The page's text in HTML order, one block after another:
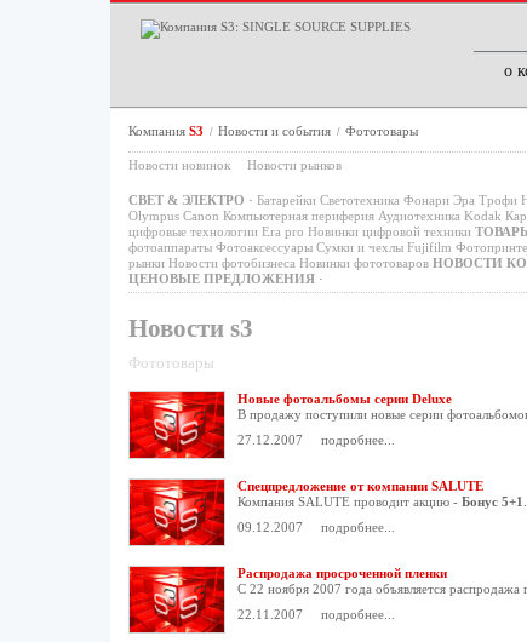
о
Компания S3 / Новости и события / Фототовары
Новости новинок Новости рынков
СВЕТ & ЭЛЕКТРО · Батарейки Светотехника Фонари Эра Трофи
Olympus Canon Компьютерная периферия Аудиотехника Kodak
цифровые технологии Era pro Новинки цифровой техники
фотоаппараты Фотоаксессуары Сумки и чехлы Fujifilm
рынки Новости фотобизнеса Новинки фототоваров НОВОСТИ
ЦЕНОВЫЕ ПРЕДЛОЖЕНИЯ ·
Новости s3
Фототовары
Новые фотоальбомы серии Deluxe
В продажу поступили новые серии
27.12.2007
подробнее...
Спецпредложение от компании SALUTE
Компания SALUTE проводит акцию -Бонус 5+1
09.12.2007
подробнее...
Распродажа просроченной пленки
С 22 ноября 2007 года объявляется распродажа
22.11.2007
подробнее...